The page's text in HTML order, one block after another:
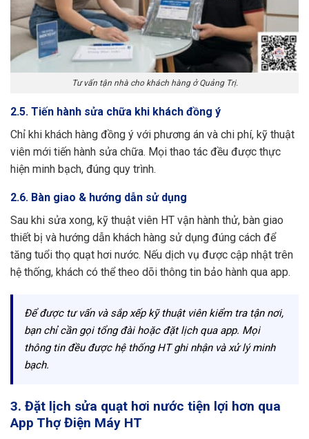
Tư vấn tận nhà cho khách hàng ở Quảng Trị.
2.5. Tiến hành sửa chữa khi khách đồng ý
Chỉ khi khách hàng đồng ý với phương án và chi phí, kỹ thuật
viên mới tiến hành sửa chữa. Mọi thao tác đều được thực
hiện minh bạch, đúng quy trình.
2.6. Bàn giao & hướng dẫn sử dụng
Sau khi sửa xong, kỹ thuật viên HT vận hành thử, bàn giao
thiết bị và hướng dẫn khách hàng sử dụng đúng cách để
tăng tuổi thọ quạt hơi nước. Nếu dịch vụ được cập nhật trên
hệ thống, khách có thể theo dõi thông tin bảo hành qua app.
Để được tư vấn và sắp xếp kỹ thuật viên kiểm tra tận nơi,
bạn chỉ cần gọi tổng đài hoặc đặt lịch qua app. Mọi
thông tin đều được hệ thống HT ghi nhận và xử lý minh
bạch.
3. Đặt lịch sửa quạt hơi nước tiện lợi hơn qua
App Thợ Điện Máy HT